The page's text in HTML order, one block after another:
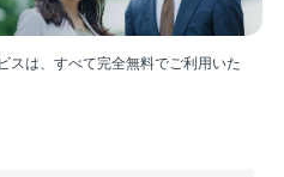
スは、すべて完全無料でご利用いた